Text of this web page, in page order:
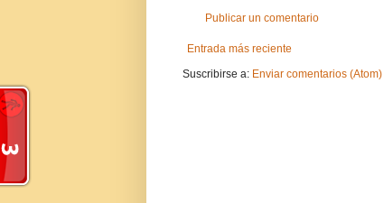
Publicar un comentario
Entrada más reciente
Suscribirse a: Enviar comentarios (Atom)